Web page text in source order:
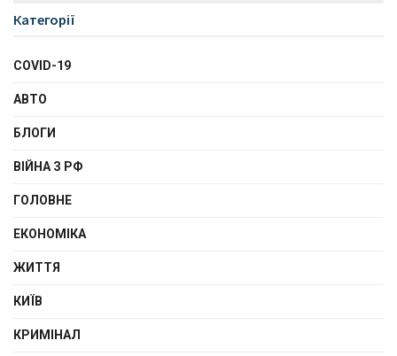
Категорії
COVID-19
АВТО
БЛОГИ
ВІЙНА З РФ
ГОЛОВНЕ
ЕКОНОМІКА
ЖИТТЯ
КИЇВ
КРИМІНАЛ